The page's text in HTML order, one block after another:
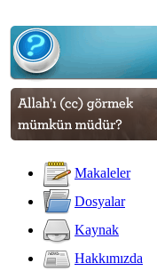
Makaleler
Dosyalar
Kaynak
Hakkımızda